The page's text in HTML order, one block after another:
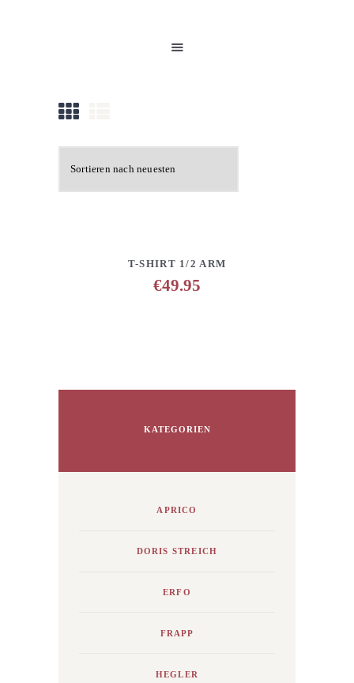
ÜBER UNS
KONTAKT
DETAILS ANFRAGE HINZUFÜGEN
T-SHIRT 1/2 ARM
€49.95
KATEGORIEN
APRICO
DORIS STREICH
ERFO
FRAPP
HEGLER